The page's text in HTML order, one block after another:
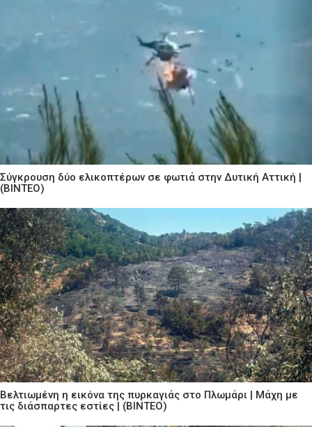
Σύγκρουση δύο ελικοπτέρων σε φωτιά στην Δυτική Αττική |
(ΒΙΝΤΕΟ)
Βελτιωμένη η εικόνα της πυρκαγιάς στο Πλωμάρι | Μάχη με
τις διάσπαρτες εστίες | (ΒΙΝΤΕΟ)